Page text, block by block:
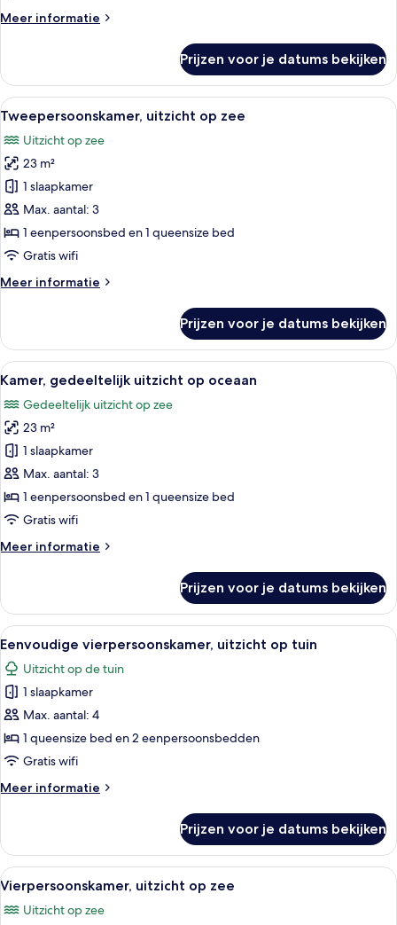
Meer informatie
Meer
uitzicht
op
tuin
Prijzen voor je datums bekijken
Alle
foto's
voor
Tweepersoonskamer,
uitzicht
op
zee
laden
Een moderne hotelkamer met een
7
Tweepersoonskamer, uitzicht op zee
Uitzicht op zee
23 m²
1 slaapkamer
Max. aantal: 3
1 eenpersoonsbed en 1 queensize bed
Gratis wifi
Meer informatie
Meer
uitzicht
op
zee
Prijzen voor je datums bekijken
Alle
foto's
voor
Kamer,
gedeeltelijk
uitzicht
op
oceaan
Een moderne hotelkamer met een
6
Kamer, gedeeltelijk uitzicht op oceaan
Gedeeltelijk uitzicht op zee
23 m²
1 slaapkamer
Max. aantal: 3
1 eenpersoonsbed en 1 queensize bed
Gratis wifi
Meer informatie
Meer
gedeeltelijk
uitzicht
op
Prijzen voor je datums bekijken
Alle
foto's
voor
Eenvoudige
vierpersoonskamer,
uitzicht
op
laden
Een moderne hotelkamer met een
6
Eenvoudige vierpersoonskamer, uitzicht op tuin
Uitzicht op de tuin
1 slaapkamer
Max. aantal: 4
1 queensize bed en 2 eenpersoonsbedden
Gratis wifi
Meer informatie
Meer
vierpersoonskamer,
uitzicht
op
Prijzen voor je datums bekijken
Alle
foto's
voor
Een moderne hotelkamer met een
6
Vierpersoonskamer, uitzicht op zee
Uitzicht op zee